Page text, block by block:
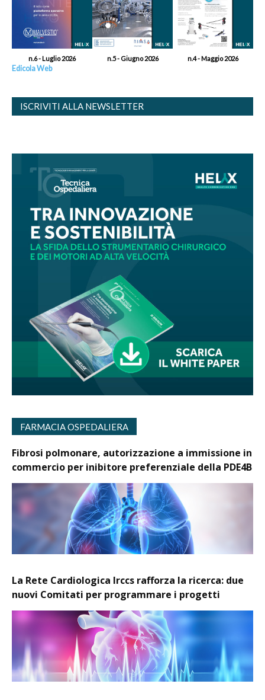
n.6 - Luglio 2026 n.5 - Giugno 2026 n.4 - Maggio 2026
Edicola Web
ISCRIVITI ALLA NEWSLETTER
FARMACIA OSPEDALIERA
Fibrosi polmonare, autorizzazione a immissione in
commercio per inibitore preferenziale della PDE4B
La Rete Cardiologica Irccs rafforza la ricerca: due
nuovi Comitati per programmare i progetti